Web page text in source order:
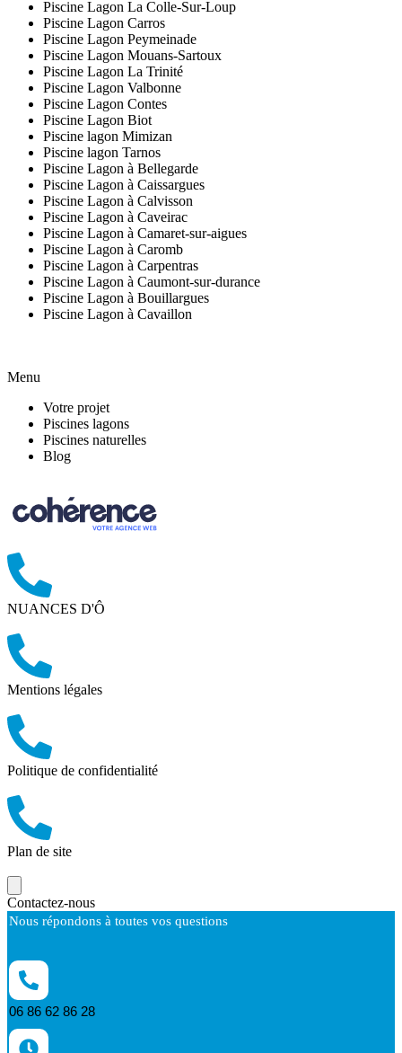
Piscine Lagon La Colle-Sur-Loup
Piscine Lagon Carros
Piscine Lagon Peymeinade
Piscine Lagon Mouans-Sartoux
Piscine Lagon La Trinité
Piscine Lagon Valbonne
Piscine Lagon Contes
Piscine Lagon Biot
Piscine lagon Mimizan
Piscine lagon Tarnos
Piscine Lagon à Bellegarde
Piscine Lagon à Caissargues
Piscine Lagon à Calvisson
Piscine Lagon à Caveirac
Piscine Lagon à Camaret-sur-aigues
Piscine Lagon à Caromb
Piscine Lagon à Carpentras
Piscine Lagon à Caumont-sur-durance
Piscine Lagon à Bouillargues
Piscine Lagon à Cavaillon
Menu
Votre projet
Piscines lagons
Piscines naturelles
Blog
NUANCES D'Ô
Mentions légales
Politique de confidentialité
Plan de site
Contactez-nous
Nous répondons à toutes vos questions
06 86 62 86 28